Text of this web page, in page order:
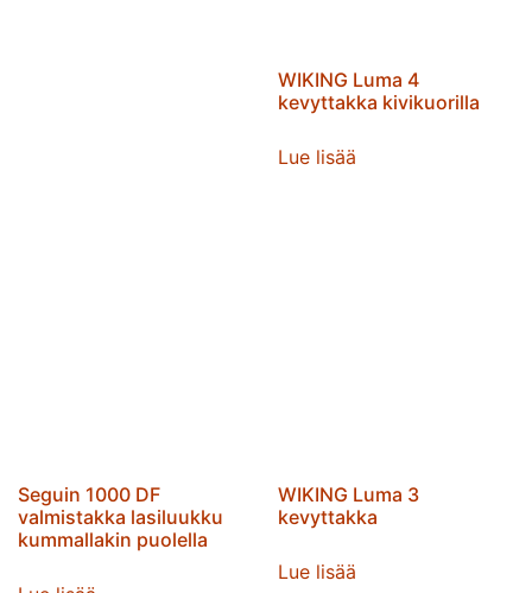
WIKING Luma 4
kevyttakka kivikuorilla
Lue lisää
Seguin 1000 DF
valmistakka lasiluukku
kummallakin puolella
WIKING Luma 3
kevyttakka
Lue lisää